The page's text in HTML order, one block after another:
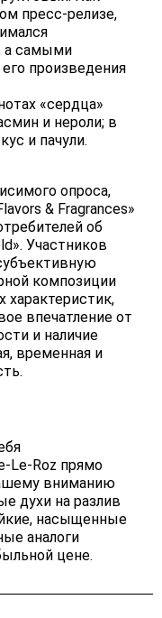
пресс-релизе,
а самыми
произведения
«сердца»
и нероли; в
и пачули.
опроса,
& Fragrances»
об
Участников
композиции
впечатление от
и наличие
временная и
Le-Roz прямо
вниманию
духи на разлив
насыщенные
аналоги
цене.